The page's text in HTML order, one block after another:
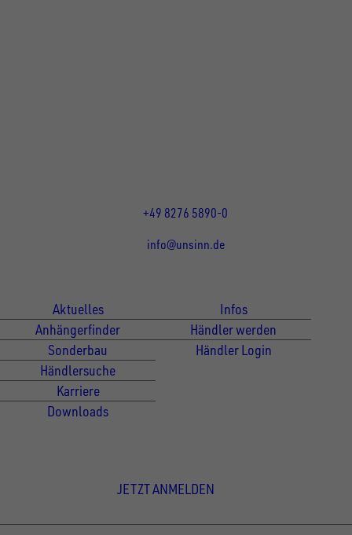
+49 8276 5890-0
info@unsinn.de
Aktuelles
Anhängerfinder
Sonderbau
Händlersuche
Karriere
Downloads
Infos
Händler werden
Händler Login
JETZT ANMELDEN